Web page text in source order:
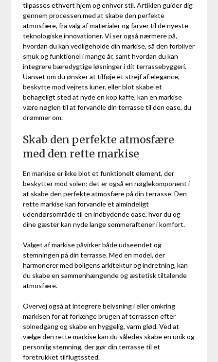
tilpasses ethvert hjem og enhver stil. Artiklen guider dig
gennem processen med at skabe den perfekte
atmosfære, fra valg af materialer og farver til de nyeste
teknologiske innovationer. Vi ser også nærmere på,
hvordan du kan vedligeholde din markise, så den forbliver
smuk og funktionel i mange år, samt hvordan du kan
integrere bæredygtige løsninger i dit terrassebyggeri.
Uanset om du ønsker at tilføje et strejf af elegance,
beskytte mod vejrets luner, eller blot skabe et
behageligt sted at nyde en kop kaffe, kan en markise
være nøglen til at forvandle din terrasse til den oase, du
drømmer om.
Skab den perfekte atmosfære
med den rette markise
En markise er ikke blot et funktionelt element, der
beskytter mod solen; det er også en nøglekomponent i
at skabe den perfekte atmosfære på din terrasse. Den
rette markise kan forvandle et almindeligt
udendørsområde til en indbydende oase, hvor du og
dine gæster kan nyde lange sommeraftener i komfort.
Valget af markise påvirker både udseendet og
stemningen på din terrasse. Med en model, der
harmonerer med boligens arkitektur og indretning, kan
du skabe en sammenhængende og æstetisk tiltalende
atmosfære.
Overvej også at integrere belysning i eller omkring
markisen for at forlænge brugen af terrassen efter
solnedgang og skabe en hyggelig, varm glød. Ved at
vælge den rette markise kan du således skabe en unik og
personlig stemning, der gør din terrasse til et
foretrukket tilflugtssted.